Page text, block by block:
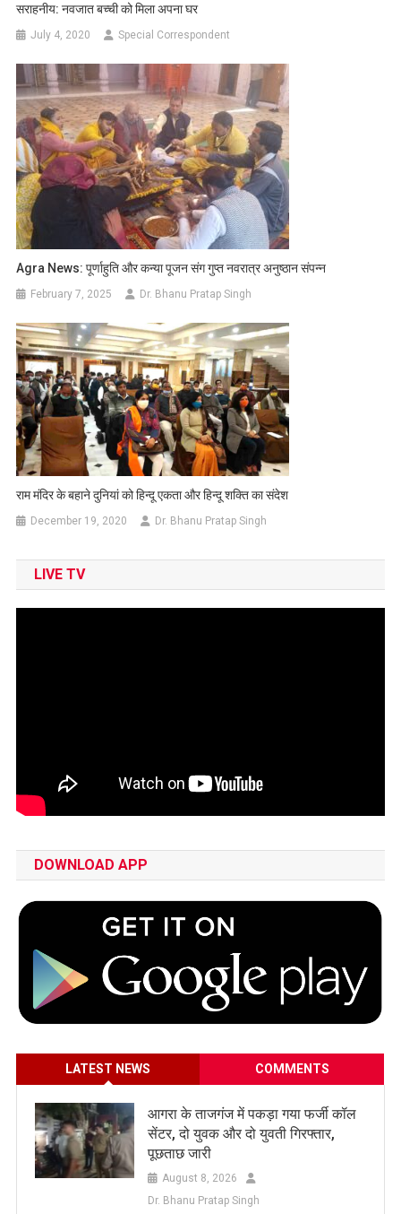
सराहनीय: नवजात बच्ची को मिला अपना घर
July 4, 2020 Special Correspondent
Agra News: पूर्णाहुति और कन्या पूजन संग गुप्त नवरात्र अनुष्ठान संपन्न
February 7, 2025 Dr. Bhanu Pratap Singh
राम मंदिर के बहाने दुनियां को हिन्दू एकता और हिन्दू शक्ति का संदेश
December 19, 2020 Dr. Bhanu Pratap Singh
LIVE TV
DOWNLOAD APP
LATEST NEWS COMMENTS
आगरा के ताजगंज में पकड़ा गया फर्जी कॉल
सेंटर, दो युवक और दो युवती गिरफ्तार,
पूछताछ जारी
August 8, 2026
Dr. Bhanu Pratap Singh